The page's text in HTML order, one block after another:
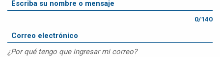
0/140
¿Por qué tengo que ingresar mi correo?